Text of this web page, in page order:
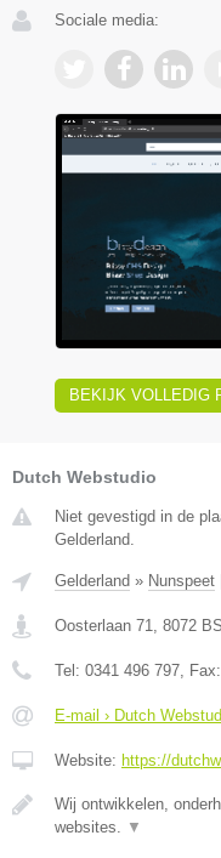
Sociale media:
BEKIJK VOLLEDIG
Dutch Webstudio
Niet gevestigd in de
Gelderland.
Gelderland » Nunspeet
Oosterlaan 71, 8072 BS
Tel: 0341 496 797, Fax:
E-mail › Dutch
Website: https://
Wij ontwikkelen,
websites. ▼